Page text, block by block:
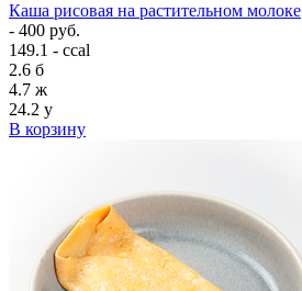
Каша рисовая на растительном молоке
- 400 руб.
149.1 - ccal
2.6 б
4.7 ж
24.2 у
В корзину